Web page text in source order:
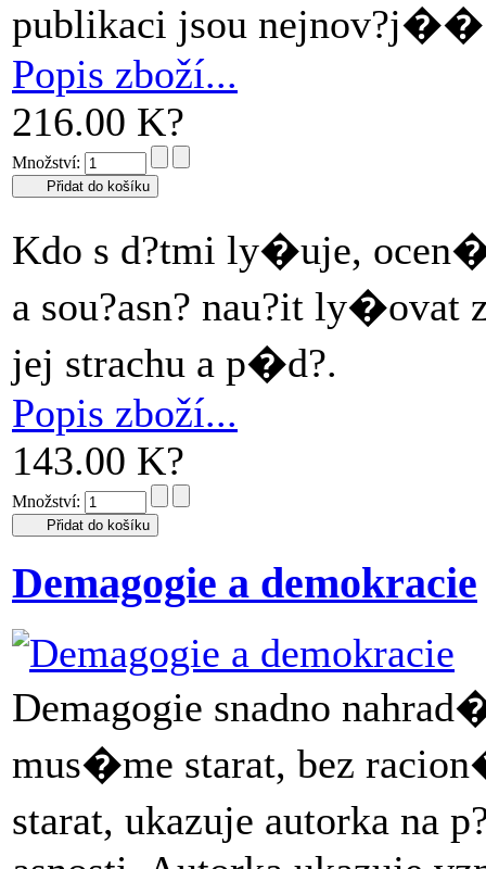
publikaci jsou
Popis zboží...
216.00 K?
Množství:
Kdo s d?tmi ly�uje,
a sou?asn? nau?it
jej strachu a p�d?.
Popis zboží...
143.00 K?
Množství:
Demagogie a demokracie
Demagogie snadno
mus�me starat, bez
starat, ukazuje autorka na